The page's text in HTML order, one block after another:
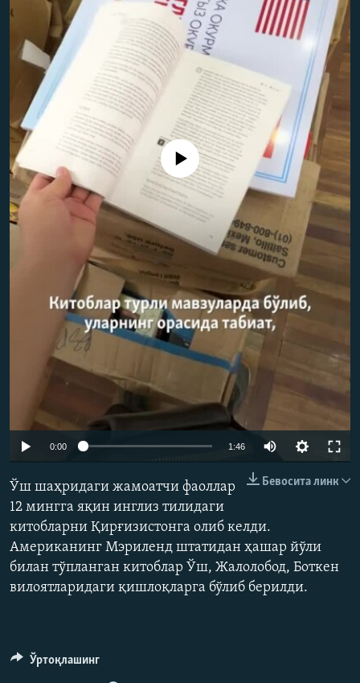
Айни дамда медиа-манба мавжуд эмас
0:00 1:46
720p
1080p
Бевосита линк
Ўш шаҳридаги жамоатчи фаоллар
12 мингга яқин инглиз тилидаги
китобларни Қирғизистонга олиб келди.
Американинг Мэриленд штатидан ҳашар йўли
билан тўпланган китоблар Ўш, Жалолобод, Боткен
вилоятларидаги қишлоқларга бўлиб берилди.
Ўртоқлашинг